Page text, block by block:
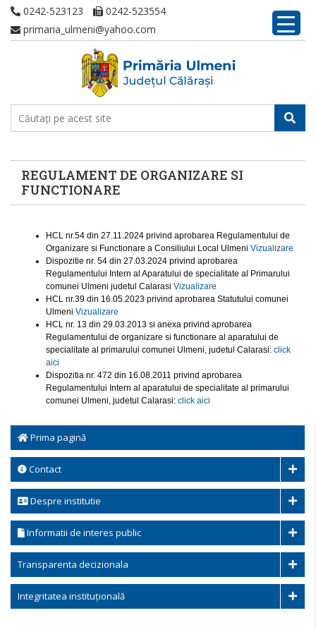
0242-523123
0242-523554
primaria_ulmeni@yahoo.com
REGULAMENT DE ORGANIZARE SI
FUNCTIONARE
Prima pagină
Contact
Despre institutie
Informatii de interes public
Transparenta decizionala
Integritatea instituțională
HCL nr.54 din 27.11.2024 privind aprobarea Regulamentului de
Organizare si Functionare a Consiliului Local Ulmeni Vizualizare
Dispozitie nr. 54 din 27.03.2024 privind aprobarea
Regulamentului Intern al Aparatului de specialitate al Primarului
comunei Ulmeni judetul Calarasi Vizualizare
HCL nr.39 din 16.05.2023 privind aprobarea Statutului comunei
Ulmeni Vizualizare
HCL nr. 13 din 29.03.2013 si anexa privind aprobarea
Regulamentului de organizare si functionare al aparatului de
specialitate al primarului comunei Ulmeni, judetul Calarasi: click
aici
Dispozitia nr. 472 din 16.08.2011 privind aprobarea
Regulamentului Intern al aparatului de specialitate al primarului
comunei Ulmeni, judetul Calarasi: click aici